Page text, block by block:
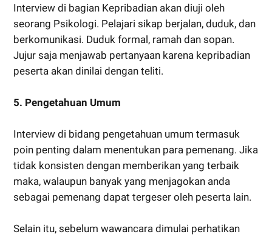
Interview di bagian Kepribadian akan diuji oleh
seorang Psikologi. Pelajari sikap berjalan, duduk, dan
berkomunikasi. Duduk formal, ramah dan sopan.
Jujur saja menjawab pertanyaan karena kepribadian
peserta akan dinilai dengan teliti.
5. Pengetahuan Umum
Interview di bidang pengetahuan umum termasuk
poin penting dalam menentukan para pemenang. Jika
tidak konsisten dengan memberikan yang terbaik
maka, walaupun banyak yang menjagokan anda
sebagai pemenang dapat tergeser oleh peserta lain.
Selain itu, sebelum wawancara dimulai perhatikan